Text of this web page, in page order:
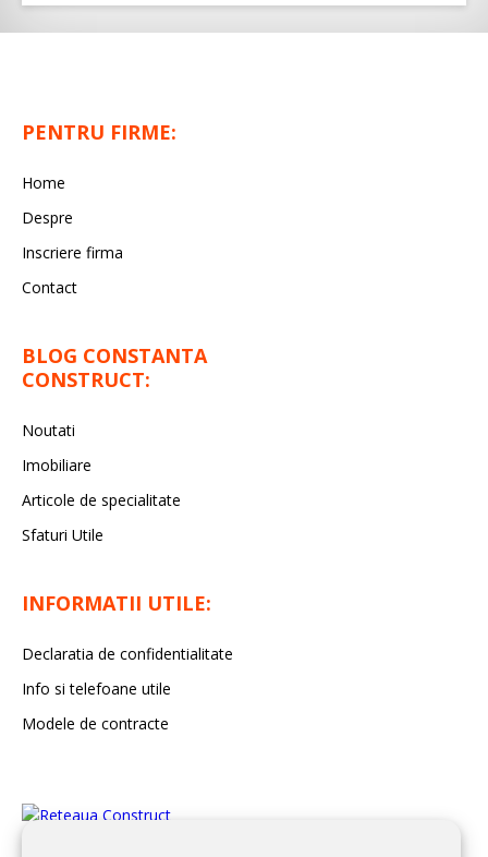
PENTRU FIRME:
Home
Despre
Inscriere firma
Contact
BLOG CONSTANTA
CONSTRUCT:
Noutati
Imobiliare
Articole de specialitate
Sfaturi Utile
INFORMATII UTILE:
Declaratia de confidentialitate
Info si telefoane utile
Modele de contracte